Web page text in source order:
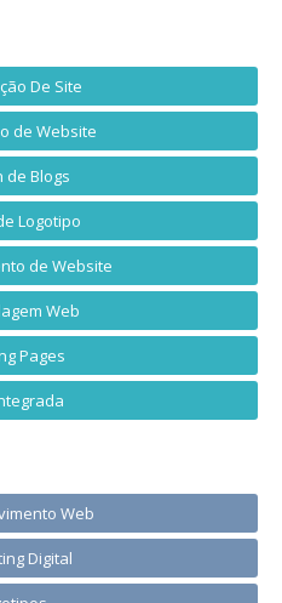
De Site
de Website
de Blogs
Logotipo
de Website
Web
Pages
Web
Digital